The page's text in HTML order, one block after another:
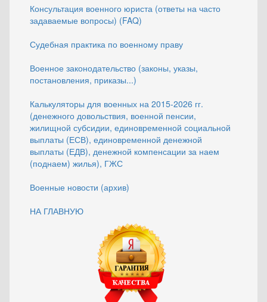
Консультация военного юриста (ответы на часто
задаваемые вопросы) (FAQ)
Судебная практика по военному праву
Военное законодательство (законы, указы,
постановления, приказы...)
Калькуляторы для военных на 2015-2026 гг.
(денежного довольствия, военной пенсии,
жилищной субсидии, единовременной социальной
выплаты (ЕСВ), единовременной денежной
выплаты (ЕДВ), денежной компенсации за наем
(поднаем) жилья), ГЖС
Военные новости (архив)
НА ГЛАВНУЮ